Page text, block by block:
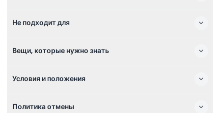
Не подходит для
Вещи, которые нужно знать
Условия и положения
Политика отмены